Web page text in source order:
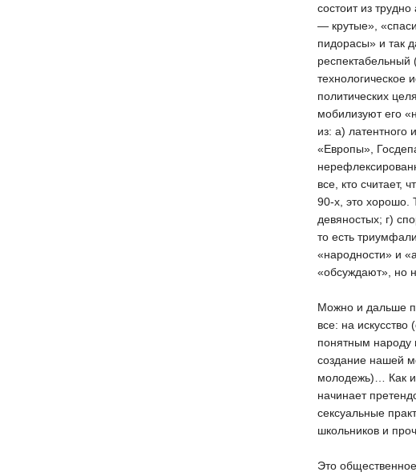
состоит из
— крутые»,
пидорасы» и так
технологическое
политических
мобилизуют его
из: а) латентного
«Европы»,
все, кто считает,
90-х, это хорошо.
девяностых; г)
то есть
«народности» и
«обсуждают», но
Можно и дальше
все: на
понятным народу
создание нашей
молодежь)… Как
начинает
сексуальные
школьников и
Это